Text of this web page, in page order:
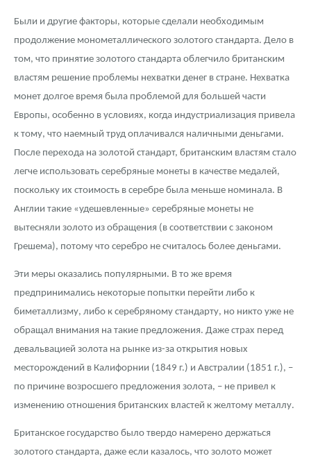
Были и другие факторы, которые сделали необходимым
продолжение монометаллического золотого стандарта. Дело в
том, что принятие золотого стандарта облегчило британским
властям решение проблемы нехватки денег в стране. Нехватка
монет долгое время была проблемой для большей части
Европы, особенно в условиях, когда индустриализация привела
к тому, что наемный труд оплачивался наличными деньгами.
После перехода на золотой стандарт, британским властям стало
легче использовать серебряные монеты в качестве медалей,
поскольку их стоимость в серебре была меньше номинала. В
Англии такие «удешевленные» серебряные монеты не
вытесняли золото из обращения (в соответствии с законом
Грешема), потому что серебро не считалось более деньгами.
Эти меры оказались популярными. В то же время
предпринимались некоторые попытки перейти либо к
биметаллизму, либо к серебряному стандарту, но никто уже не
обращал внимания на такие предложения. Даже страх перед
девальвацией золота на рынке из-за открытия новых
месторождений в Калифорнии (1849 г.) и Австралии (1851 г.), –
по причине возросшего предложения золота, – не привел к
изменению отношения британских властей к желтому металлу.
Британское государство было твердо намерено держаться
золотого стандарта, даже если казалось, что золото может